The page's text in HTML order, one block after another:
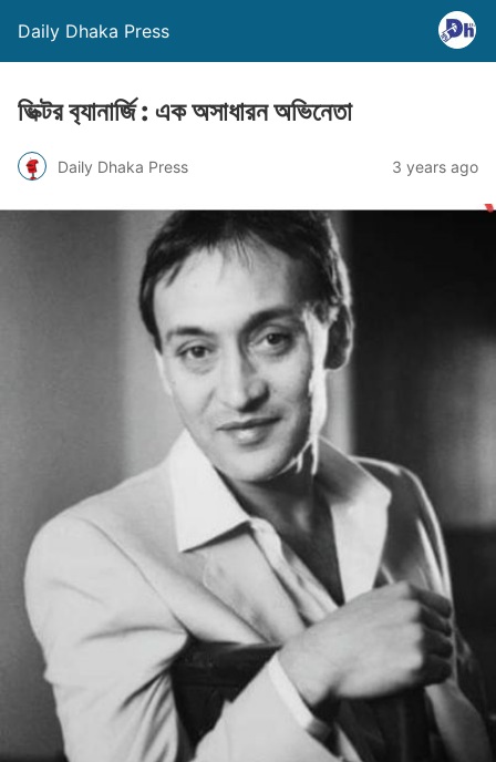
Daily Dhaka Press
ভিক্টর ব‍্যানার্জি : এক অসাধারন অভিনেতা
Daily Dhaka Press 3 years ago